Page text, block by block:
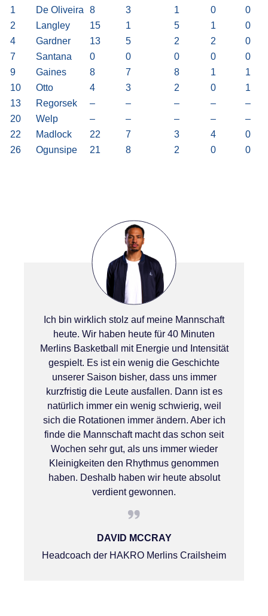
1
De Oliveira 8 3 1 0
0
2
Langley 15 1 5 1
0
4
Gardner 13 5 2 2
0
7
Santana 0 0 0 0
0
9
Gaines 8 7 8 1
1
10
Otto 4 3 2 0
1
13
Regorsek – – – –
–
20
Welp – – – –
–
22
Madlock 22 7 3 4
0
26
Ogunsipe 21 8 2 0 0
Ich bin wirklich stolz auf meine Mannschaft
heute. Wir haben heute für 40 Minuten
Merlins Basketball mit Energie und Intensität
gespielt. Es ist ein wenig die Geschichte
unserer Saison bisher, dass uns immer
kurzfristig die Leute ausfallen. Dann ist es
natürlich immer ein wenig schwierig, weil
sich die Rotationen immer ändern. Aber ich
finde die Mannschaft macht das schon seit
Wochen sehr gut, als uns immer wieder
Kleinigkeiten den Rhythmus genommen
haben. Deshalb haben wir heute absolut
verdient gewonnen.
DAVID MCCRAY
Headcoach der HAKRO Merlins Crailsheim